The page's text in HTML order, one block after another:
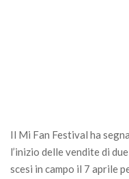
Il Mi Fan Festival ha
l’inizio delle vendite di
scesi in campo il 7 aprile